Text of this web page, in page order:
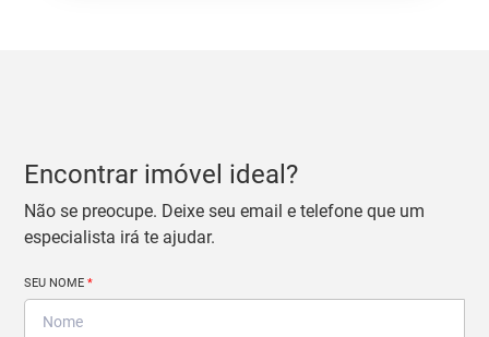
Encontrar imóvel ideal?
Não se preocupe. Deixe seu email e telefone que um
especialista irá te ajudar.
SEU NOME*